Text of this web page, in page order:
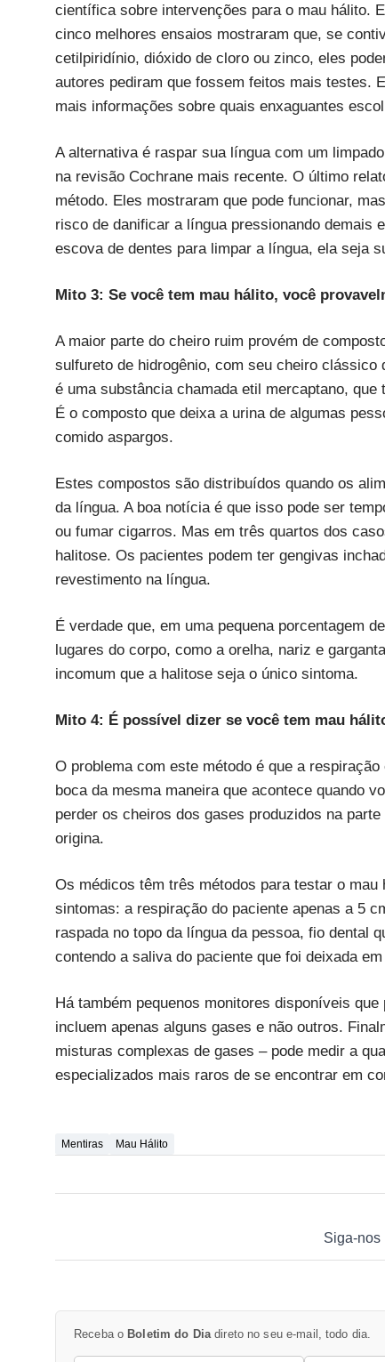
científica sobre intervenções para o mau hálito.
cinco melhores ensaios mostraram que, se
cetilpiridínio, dióxido de cloro ou zinco, eles
autores pediram que fossem feitos mais testes.
mais informações sobre quais enxaguantes
A alternativa é raspar sua língua com um
na revisão Cochrane mais recente. O último
método. Eles mostraram que pode funcionar,
risco de danificar a língua pressionando demais
escova de dentes para limpar a língua, ela seja
Mito 3: Se você tem mau hálito, você
A maior parte do cheiro ruim provém de
sulfureto de hidrogênio, com seu cheiro
é uma substância chamada etil mercaptano,
É o composto que deixa a urina de algumas
comido aspargos.
Estes compostos são distribuídos quando os
da língua. A boa notícia é que isso pode ser
ou fumar cigarros. Mas em três quartos dos
halitose. Os pacientes podem ter gengivas
revestimento na língua.
É verdade que, em uma pequena porcentagem
lugares do corpo, como a orelha, nariz e
incomum que a halitose seja o único sintoma.
Mito 4: É possível dizer se você tem mau
O problema com este método é que a
boca da mesma maneira que acontece quando
perder os cheiros dos gases produzidos na
origina.
Os médicos têm três métodos para testar o
sintomas: a respiração do paciente apenas a 5
raspada no topo da língua da pessoa, fio dental
contendo a saliva do paciente que foi deixada
Há também pequenos monitores disponíveis
incluem apenas alguns gases e não outros.
misturas complexas de gases – pode medir a
especializados mais raros de se encontrar em
Mentiras Mau Hálito
Siga-nos
Receba o Boletim do Diadireto no seu e-mail, todo dia.